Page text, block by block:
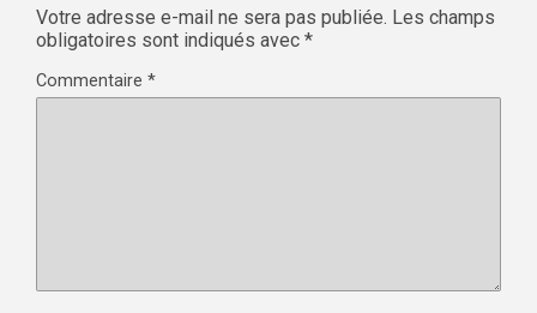
Votre adresse e-mail ne sera pas publiée. Les champs
obligatoires sont indiqués avec *
Commentaire *